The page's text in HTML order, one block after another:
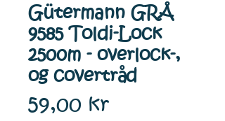
Gütermann GRÅ
9585 Toldi-Lock
2500m - overlock-,
og covertråd
59,00 krPris